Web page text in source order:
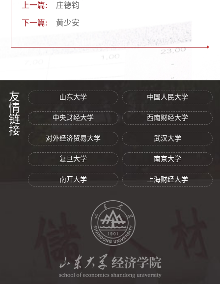
上一篇: 庄德钧
下一篇: 黄少安
友情链接 山东大学 中国人民大学
中央财经大学 西南财经大学
对外经济贸易大学 武汉大学
复旦大学 南京大学
南开大学 上海财经大学